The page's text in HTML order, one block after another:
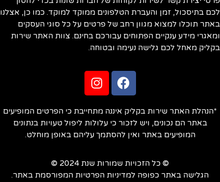
בתיסכול, זמן והעברת הטלפונים ממוקד למוקד. כמו כן, אצלנו
תוכלו למצוא מגוון רחב של פרטים על כל סוגי העסקים
מידע ענקיים הפתוחים עבורכם בחינם. צוות האתר שירות
מאחל לכם גלישה נעימה ובטוחה.
האתר שירות בקליק איננה מתחייבת כי הפרטים המופיעים
באתר הם נכונים, ויש לזכור כי עלולות ליפול טעויות בנתונים
המופיעים באתר ואין להסתמך עליהם באופן מוחלט.
© כל הזכויות שמורות שנת 2024 ©
הגלישה באתר כפופה למדיניות הפרטיות המפורסמת באתר.